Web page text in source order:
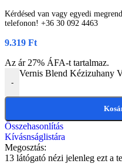
Kérdésed van vagy egyedi
telefonon! +36 30 092 4463
9.319 Ft
Az ár 27% ÁFA-t tartalmaz.
-
Vernis Blend Kézizuhany
Összehasonlítás
Kívásnságlistára
Megosztás:
13 látógató nézi jelenleg ezt a